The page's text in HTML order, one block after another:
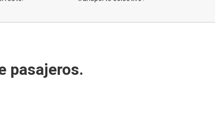
pasajeros.